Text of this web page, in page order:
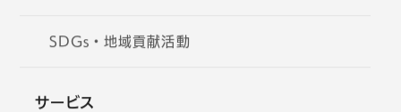
SDGs・地域貢献活動
サービス